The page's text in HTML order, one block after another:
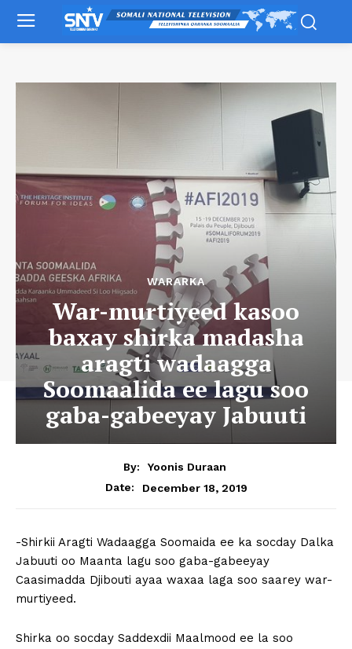
WARARKA
War-murtiyeed kasoo
baxay shirka madasha
aragti wadaagga
Soomaalida ee lagu soo
gaba-gabeeyay Jabuuti
By:
Yoonis Duraan
Date:
December 18, 2019
-Shirkii Aragti Wadaagga Soomaida ee ka socday Dalka
Jabuuti oo Maanta lagu soo gaba-gabeeyay
Caasimadda Djibouti ayaa waxaa laga soo saarey war-
murtiyeed.
Shirka oo socday Saddexdii Maalmood ee la soo